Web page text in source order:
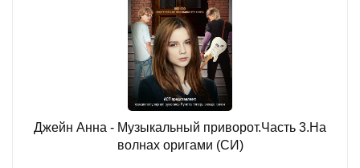
Джейн Анна - Музыкальный приворот.Часть 3.На
волнах оригами (СИ)